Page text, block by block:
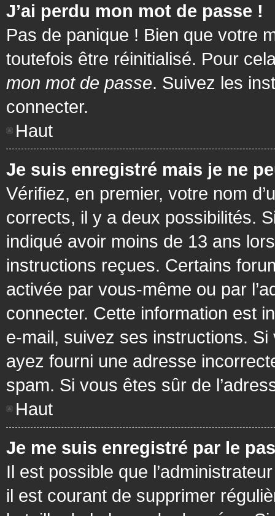
J’ai perdu mon mot de passe !
Pas de panique ! Bien que votre
toutefois être réinitialisé. Pour
mon mot de passe. Suivez les
connecter.
Haut
Je suis enregistré mais je ne
Vérifiez, en premier, votre nom
corrects, il y a deux possibilités.
indiqué avoir moins de 13 ans
instructions reçues. Certains
activée par vous-même ou par
connecter. Cette information est
e-mail, suivez ses instructions. Si
ayez fourni une adresse
spam. Si vous êtes sûr de
Haut
Je me suis enregistré par le
Il est possible que
il est courant de supprimer